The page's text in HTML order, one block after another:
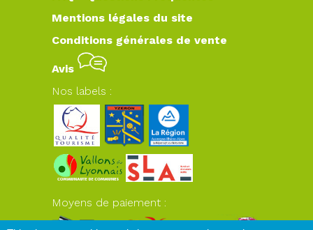
Mentions légales du site
Conditions générales de vente
Avis
Nos labels :
Moyens de paiement :